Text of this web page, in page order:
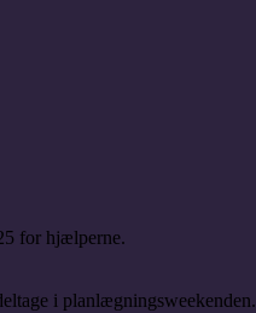
for hjælperne.
i planlægningsweekenden.